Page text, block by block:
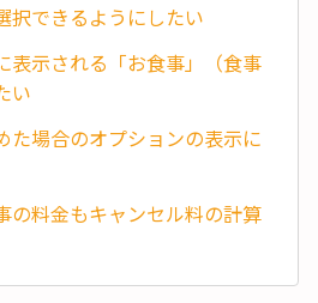
択できるようにしたい
表示される「お食事」（食事
い
た場合のオプションの表示に
の料金もキャンセル料の計算